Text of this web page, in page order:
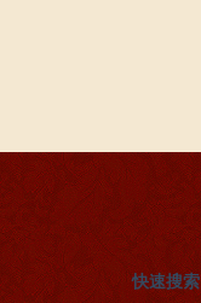
快速搜索